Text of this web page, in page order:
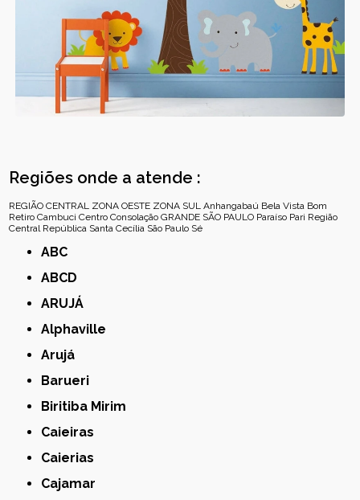
Regiões onde a atende :
REGIÃO CENTRAL ZONA OESTE ZONA SUL Anhangabaú Bela Vista Bom
Retiro Cambuci Centro Consolação GRANDE SÃO PAULO Paraíso Pari Região
Central República Santa Cecília São Paulo Sé
ABC
ABCD
ARUJÁ
Alphaville
Arujá
Barueri
Biritiba Mirim
Caieiras
Caierias
Cajamar